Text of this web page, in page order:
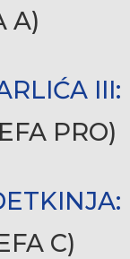
A)
III:
PRO)
C)